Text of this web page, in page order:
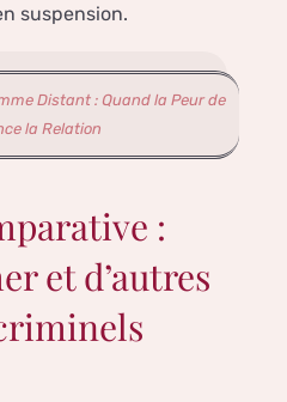
suspension.
Distant : Quand la Peur de
la Relation
:
et d’autres